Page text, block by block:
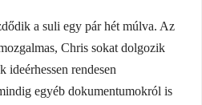
a suli egy pár hét múlva. Az
Chris sokat dolgozik
rendesen
egyéb dokumentumokról is